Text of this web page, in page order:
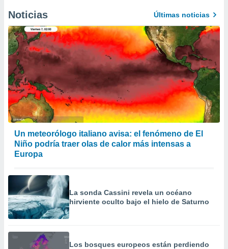
Noticias Últimas noticias
Un meteorólogo italiano avisa: el fenómeno de El
Niño podría traer olas de calor más intensas a
Europa
La sonda Cassini revela un océano
hirviente oculto bajo el hielo de Saturno
Los bosques europeos están perdiendo